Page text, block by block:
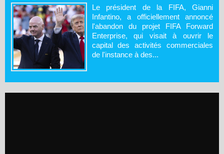
Le président de la FIFA, Gianni
Infantino, a officiellement annoncé
l'abandon du projet FIFA Forward
Enterprise, qui visait à ouvrir le
capital des activités commerciales
de l'instance à des...